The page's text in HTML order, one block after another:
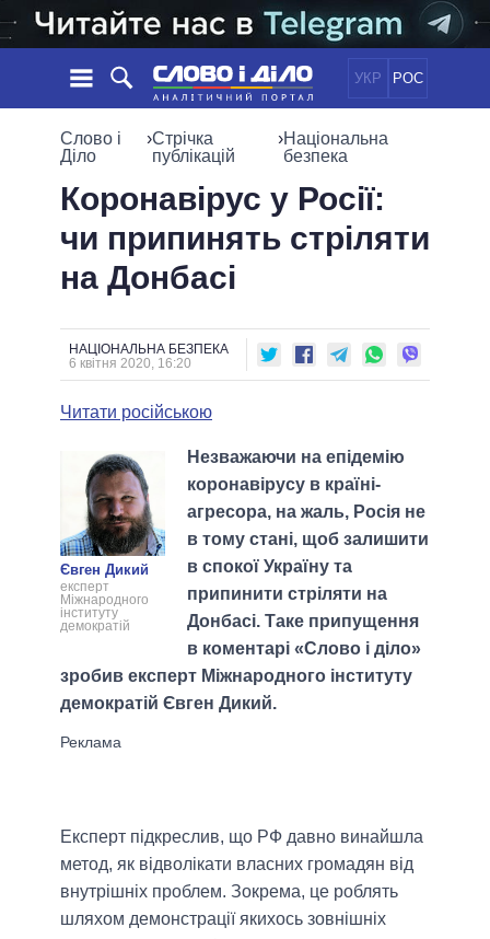
УКР РОС
НОВИНИ
ПОДІЇ
СТАТТІ
ДУМКИ
ДАЙДЖЕСТИ
ПОЛІТИКА
ЕКОНОМІКА
СУСПІЛЬСТВО
ОБIЦЯНКИ
ПОЛIТИКИ
УСІ ПОЛІТИКИ
ВЕРХОВНА РАДА
КАБІНЕТ МІНІСТРІВ
ГОЛОВИ ОБЛАДМІНІСТРАЦІЙ
ВСІ ПЕРСОНИ
ІНФОГРАФІКА
ВІДЕО
ПІДТРИМАТИ
ПОРІВНЯННЯ ПОЛІТИКІВ
Слово і
Діло
›Стрічка
публікацій
›Національна
безпека
Коронавірус у Росії:
чи припинять стріляти
на Донбасі
НАЦІОНАЛЬНА БЕЗПЕКА
6 квітня 2020, 16:20
Читати російською
Євген Дикий
експерт
Міжнародного
інституту
демократій
Незважаючи на епідемію
коронавірусу в країні-
агресора, на жаль, Росія не
в тому стані, щоб залишити
в спокої Україну та
припинити стріляти на
Донбасі. Таке припущення
в коментарі «Слово і діло»
зробив експерт Міжнародного інституту
демократій Євген Дикий.
Експерт підкреслив, що РФ давно винайшла
метод, як відволікати власних громадян від
внутрішніх проблем. Зокрема, це роблять
шляхом демонстрації якихось зовнішніх